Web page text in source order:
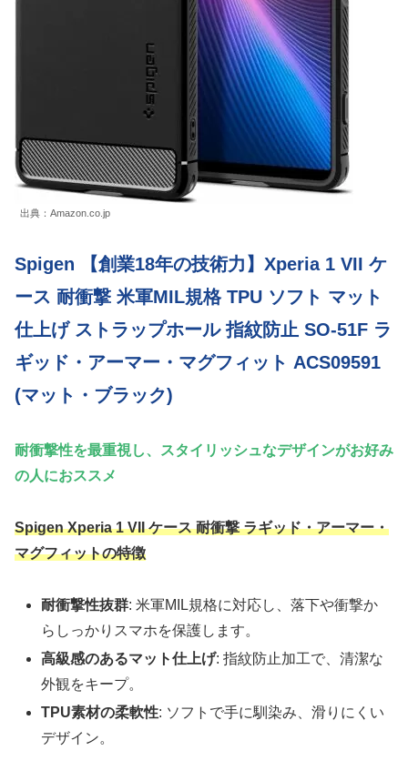
出典：Amazon.co.jp
Spigen 【創業18年の技術力】Xperia 1 VII ケ
ース 耐衝撃 米軍MIL規格 TPU ソフト マット
仕上げ ストラップホール 指紋防止 SO-51F ラ
ギッド・アーマー・マグフィット ACS09591
(マット・ブラック)
耐衝撃性を最重視し、スタイリッシュなデザインがお好み
の人におススメ
Spigen Xperia 1 VII ケース 耐衝撃 ラギッド・アーマー・
マグフィットの特徴
耐衝撃性抜群: 米軍MIL規格に対応し、落下や衝撃か
らしっかりスマホを保護します。
高級感のあるマット仕上げ: 指紋防止加工で、清潔な
外観をキープ。
TPU素材の柔軟性: ソフトで手に馴染み、滑りにくい
デザイン。